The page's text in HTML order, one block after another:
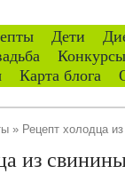
Дети
Конкурсы
Карта блога
» Рецепт холодца
из